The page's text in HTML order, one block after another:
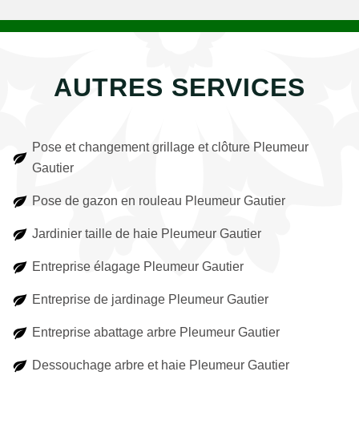
AUTRES SERVICES
Pose et changement grillage et clôture Pleumeur
Gautier
Pose de gazon en rouleau Pleumeur Gautier
Jardinier taille de haie Pleumeur Gautier
Entreprise élagage Pleumeur Gautier
Entreprise de jardinage Pleumeur Gautier
Entreprise abattage arbre Pleumeur Gautier
Dessouchage arbre et haie Pleumeur Gautier